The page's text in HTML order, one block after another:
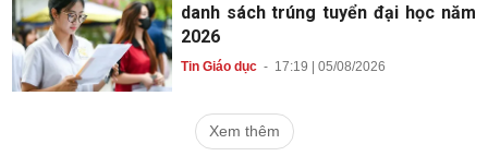
danh sách trúng tuyển đại học năm
2026
Tin Giáo dục- 17:19 | 05/08/2026
Xem thêm